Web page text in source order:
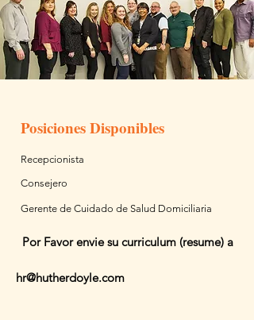
Posiciones Disponibles
Recepcionista
Consejero
Gerente de Cuidado de Salud Domiciliaria
Por Favor envie su curriculum (resume) a
hr@hutherdoyle.com